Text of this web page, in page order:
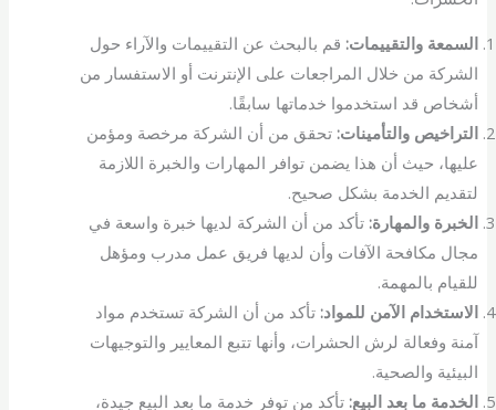
السمعة والتقييمات: قم بالبحث عن التقييمات والآراء حول
الشركة من خلال المراجعات على الإنترنت أو الاستفسار من
أشخاص قد استخدموا خدماتها سابقًا.
التراخيص والتأمينات: تحقق من أن الشركة مرخصة ومؤمن
عليها، حيث أن هذا يضمن توافر المهارات والخبرة اللازمة
لتقديم الخدمة بشكل صحيح.
الخبرة والمهارة: تأكد من أن الشركة لديها خبرة واسعة في
مجال مكافحة الآفات وأن لديها فريق عمل مدرب ومؤهل
للقيام بالمهمة.
الاستخدام الآمن للمواد: تأكد من أن الشركة تستخدم مواد
آمنة وفعالة لرش الحشرات، وأنها تتبع المعايير والتوجيهات
البيئية والصحية.
الخدمة ما بعد البيع: تأكد من توفر خدمة ما بعد البيع جيدة،